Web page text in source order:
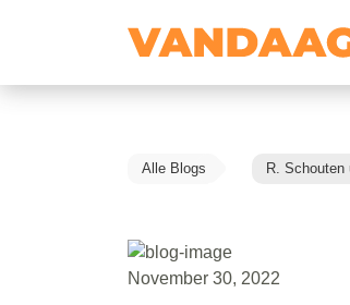
Alle Blogs R. Schouten
November 30, 2022